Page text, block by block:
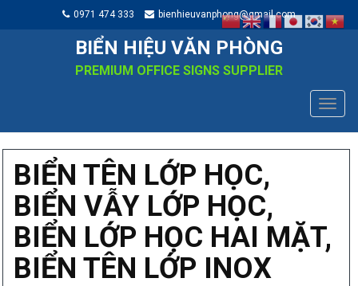
0971 474 333 bienhieuvanphong@gmail.com
BIỂN HIỆU VĂN PHÒNG
PREMIUM OFFICE SIGNS SUPPLIER
BIỂN TÊN LỚP HỌC,
BIỂN VẪY LỚP HỌC,
BIỂN LỚP HỌC HAI MẶT,
BIỂN TÊN LỚP INOX